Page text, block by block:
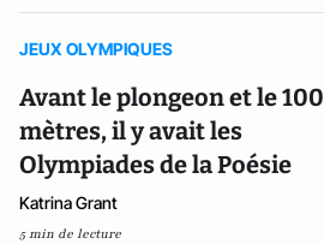
JEUX OLYMPIQUES
Avant le plongeon et le 100
mètres, il y avait les
Olympiades de la Poésie
Katrina Grant
5 min de lecture